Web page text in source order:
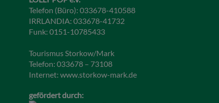
Telefon (Büro): 033678-410588
IRRLANDIA: 033678-41732
Funk: 0151-10785433
Tourismus Storkow/Mark
Telefon: 033678 – 73108
Internet: www.storkow-mark.de
gefördert durch: